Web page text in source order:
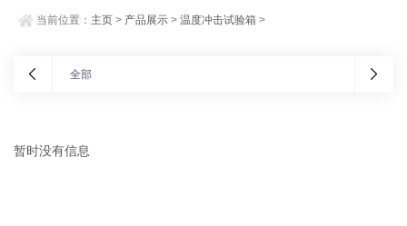
当前位置： 主页 > 产品展示 >温度冲击试验箱 >
全部
暂时没有信息